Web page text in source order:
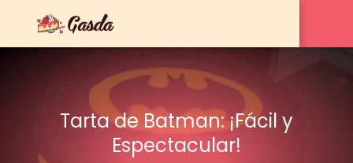
Tarta de Batman: ¡Fácil y
Espectacular!